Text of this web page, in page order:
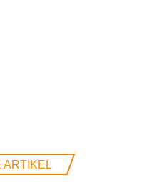
ARTIKEL